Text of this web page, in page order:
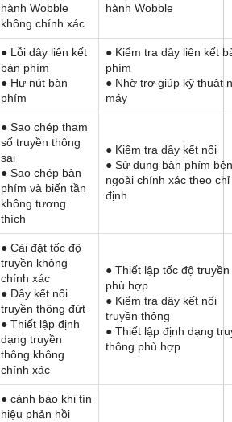
hành Wobble
không chính xác
hành Wobble
● Lỗi dây liên kết
bàn phím
● Hư nút bàn
phím
● Kiểm tra dây liên kết
phím
● Nhờ trợ giúp kỹ thuật
máy
● Sao chép tham
số truyền thông
sai
● Sao chép bàn
phím và biến tần
không tương
thích
● Kiểm tra dây kết nối
● Sử dụng bàn phím bên
ngoài chính xác theo chỉ
định
● Cài đặt tốc độ
truyền không
chính xác
● Dây kết nối
truyền thông đứt
● Thiết lập định
dạng truyền
thông không
chính xác
● Thiết lập tốc độ truyền
phù hợp
● Kiểm tra dây kết nối
truyền thông
● Thiết lập định dạng
thông phù hợp
● cảnh báo khi tín
hiệu phản hồi